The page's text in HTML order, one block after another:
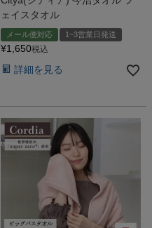
ェイスタオル
メール便対応 1~3営業日発送
¥1,650税込
詳細を見る